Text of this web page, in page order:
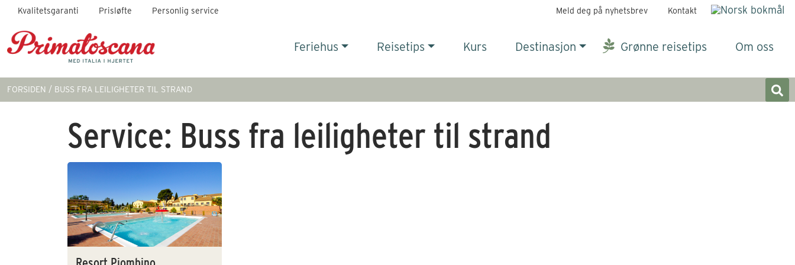
Kvalitetsgaranti Prisløfte Personlig service Meld deg på nyhetsbrev Kontakt
Feriehus Reisetips Kurs Destinasjon Grønne reisetips Om oss
FORSIDEN BUSS FRA LEILIGHETER TIL STRAND
Service: Buss fra leiligheter til strand